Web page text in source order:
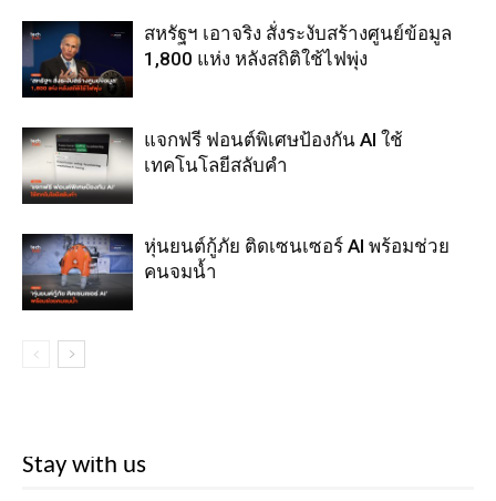
สหรัฐฯ เอาจริง สั่งระงับสร้างศูนย์ข้อมูล
1,800 แห่ง หลังสถิติใช้ไฟพุ่ง
แจกฟรี ฟอนต์พิเศษป้องกัน AI ใช้
เทคโนโลยีสลับคำ
หุ่นยนต์กู้ภัย ติดเซนเซอร์ AI พร้อมช่วย
คนจมน้ำ
Stay with us